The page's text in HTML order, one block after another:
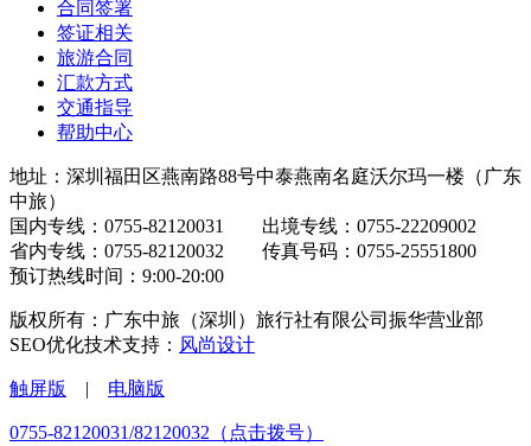
合同签署
签证相关
旅游合同
汇款方式
交通指导
帮助中心
地址：深圳福田区燕南路88号中泰燕南名庭沃尔玛一楼（广东
中旅）
国内专线：0755-82120031 出境专线：0755-22209002
省内专线：0755-82120032 传真号码：0755-25551800
预订热线时间：9:00-20:00
版权所有：广东中旅（深圳）旅行社有限公司振华营业部
SEO优化技术支持： 风尚设计
触屏版 | 电脑版
0755-82120031/82120032（点击拨号）